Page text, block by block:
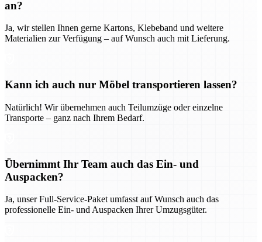
an?
Ja, wir stellen Ihnen gerne Kartons, Klebeband und weitere
Materialien zur Verfügung – auf Wunsch auch mit Lieferung.
Kann ich auch nur Möbel transportieren lassen?
Natürlich! Wir übernehmen auch Teilumzüge oder einzelne
Transporte – ganz nach Ihrem Bedarf.
Übernimmt Ihr Team auch das Ein- und
Auspacken?
Ja, unser Full-Service-Paket umfasst auf Wunsch auch das
professionelle Ein- und Auspacken Ihrer Umzugsgüter.